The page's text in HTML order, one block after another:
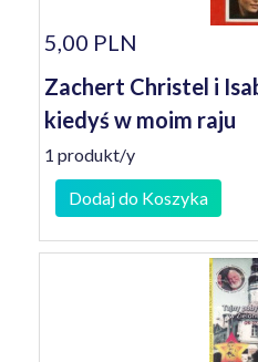
5,00 PLN
Zachert Christel i
kiedyś w moim raju
1 produkt/y
Dodaj do Koszyka